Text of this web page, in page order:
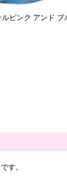
ピンク アンド ブ
す。